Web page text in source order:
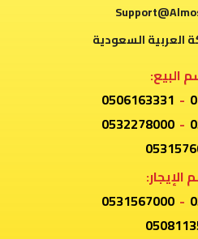
العربية السعودية
البيع:
-
0506163331
-
0532278000
-
0531567000